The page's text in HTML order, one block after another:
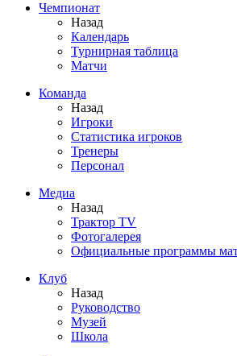
Чемпионат
Назад
Календарь
Турнирная таблица
Матчи
Команда
Назад
Игроки
Статистика игроков
Тренеры
Персонал
Медиа
Назад
Трактор TV
Фотогалерея
Официальные программы
Клуб
Назад
Руководство
Музей
Школа